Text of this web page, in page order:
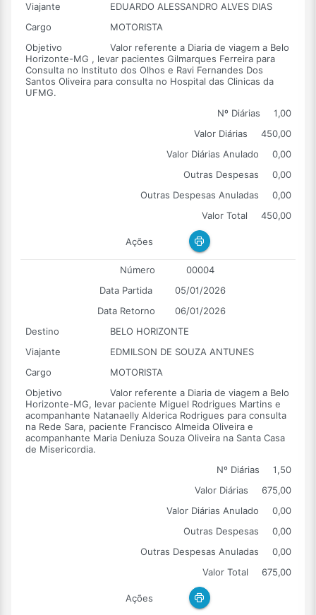
Viajante
EDUARDO ALESSANDRO ALVES DIAS
Cargo
MOTORISTA
Objetivo
Valor referente a Diaria de viagem a Belo
Horizonte-MG , levar pacientes Gilmarques Ferreira para
Consulta no Instituto dos Olhos e Ravi Fernandes Dos
Santos Oliveira para consulta no Hospital das Clinicas da
UFMG.
Nº Diárias
1,00
Valor Diárias
450,00
Valor Diárias Anulado
0,00
Outras Despesas
0,00
Outras Despesas Anuladas
0,00
Valor Total
450,00
Ações
Número
00004
Data Partida
05/01/2026
Data Retorno
06/01/2026
Destino
BELO HORIZONTE
Viajante
EDMILSON DE SOUZA ANTUNES
Cargo
MOTORISTA
Objetivo
Valor referente a Diaria de viagem a Belo
Horizonte-MG, levar paciente Miguel Rodrigues Martins e
acompanhante Natanaelly Alderica Rodrigues para consulta
na Rede Sara, paciente Francisco Almeida Oliveira e
acompanhante Maria Deniuza Souza Oliveira na Santa Casa
de Misericordia.
Nº Diárias
1,50
Valor Diárias
675,00
Valor Diárias Anulado
0,00
Outras Despesas
0,00
Outras Despesas Anuladas
0,00
Valor Total
675,00
Ações